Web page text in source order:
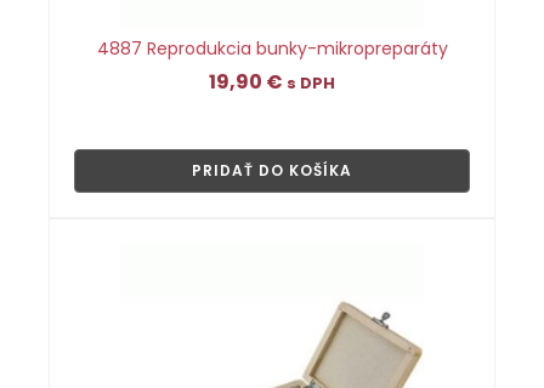
4887 Reprodukcia bunky-mikropreparáty
19,90 € s DPH
PRIDAŤ DO KOŠÍKA